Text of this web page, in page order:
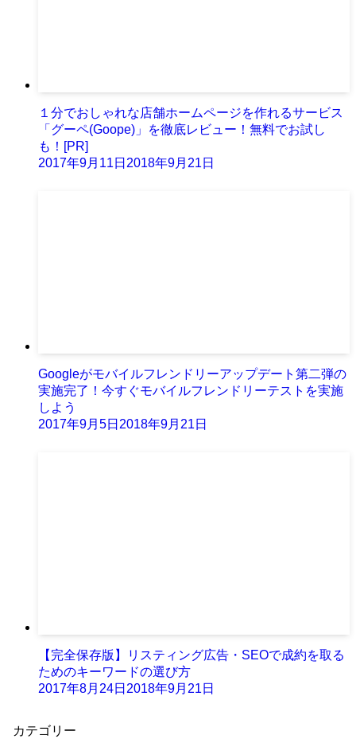
１分でおしゃれな店舗ホームページを作れるサービス
「グーペ(Goope)」を徹底レビュー！無料でお試し
も！[PR]
2017年9月11日 2018年9月21日
Googleがモバイルフレンドリーアップデート第二弾の
実施完了！今すぐモバイルフレンドリーテストを実施
しよう
2017年9月5日 2018年9月21日
【完全保存版】リスティング広告・SEOで成約を取る
ためのキーワードの選び方
2017年8月24日 2018年9月21日
カテゴリー